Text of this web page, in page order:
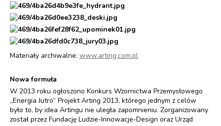
Materiały archiwalne: www.arting.com.pl
Nowa formuła
W 2013 roku ogłoszono Konkurs Wzornictwa Przemysłowego
„Energia Jutro” Projekt Arting 2013, którego jednym z celów
było to, by idea Artingu nie uległa zapomnieniu. Zorganizowany
został przez Fundację Ludzie-Innowacje-Design oraz Urząd